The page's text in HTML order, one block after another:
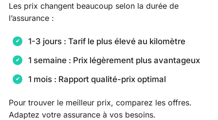
Les prix changent beaucoup selon la durée de
l’assurance :
1-3 jours : Tarif le plus élevé au kilomètre
1 semaine : Prix légèrement plus avantageux
1 mois : Rapport qualité-prix optimal
Pour trouver le meilleur prix, comparez les offres.
Adaptez votre assurance à vos besoins.